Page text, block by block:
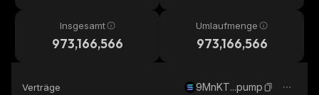
Insgesamt
973,166,566
Umlaufmenge
973,166,566
Verträge 9MnKT...pump